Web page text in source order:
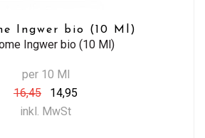
Ingwer bio (10 Ml)
Ingwer bio (10 Ml)
per 10 Ml
16,45
14,95
inkl. MwSt